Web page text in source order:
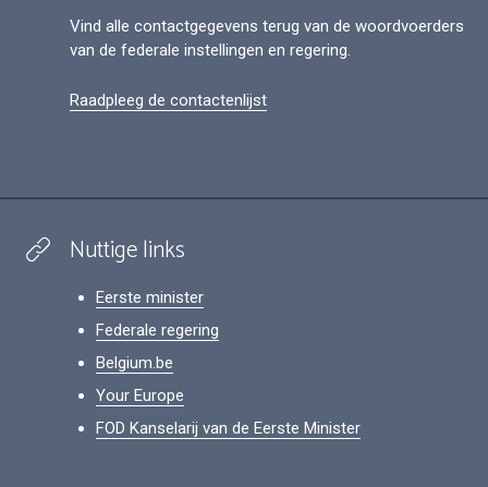
Vind alle contactgegevens terug van de woordvoerders
van de federale instellingen en regering.
Raadpleeg de contactenlijst
Nuttige links
Eerste minister
Federale regering
Belgium.be
Your Europe
FOD Kanselarij van de Eerste Minister